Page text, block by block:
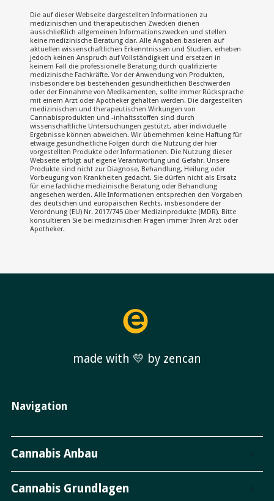
Die auf dieser Webseite dargestellten Informationen zu
medizinischen und therapeutischen Zwecken dienen
ausschließlich allgemeinen Informationszwecken und stellen
keine medizinische Beratung dar. Alle Angaben basieren auf
aktuellen wissenschaftlichen Erkenntnissen und Studien, erheben
jedoch keinen Anspruch auf Vollständigkeit und ersetzen in
keinem Fall die professionelle Beratung durch qualifizierte
medizinische Fachkräfte. Vor der Anwendung von Produkten,
insbesondere bei bestehenden gesundheitlichen Beschwerden
oder der Einnahme von Medikamenten, sollte immer Rücksprache
mit einem Arzt oder Apotheker gehalten werden. Die dargestellten
medizinischen und therapeutischen Wirkungen von
Cannabisprodukten und -inhaltsstoffen sind durch
wissenschaftliche Untersuchungen gestützt, aber individuelle
Ergebnisse können abweichen. Wir übernehmen keine Haftung für
etwaige gesundheitliche Folgen durch die Nutzung der hier
vorgestellten Produkte oder Informationen. Die Nutzung dieser
Webseite erfolgt auf eigene Verantwortung und Gefahr. Unsere
Produkte sind nicht zur Diagnose, Behandlung, Heilung oder
Vorbeugung von Krankheiten gedacht. Sie dürfen nicht als Ersatz
für eine fachliche medizinische Beratung oder Behandlung
angesehen werden. Alle Informationen entsprechen den Vorgaben
des deutschen und europäischen Rechts, insbesondere der
Verordnung (EU) Nr. 2017/745 über Medizinprodukte (MDR). Bitte
konsultieren Sie bei medizinischen Fragen immer Ihren Arzt oder
Apotheker.
made with 💛 by zencan
Navigation
Cannabis Anbau
Cannabis Grundlagen